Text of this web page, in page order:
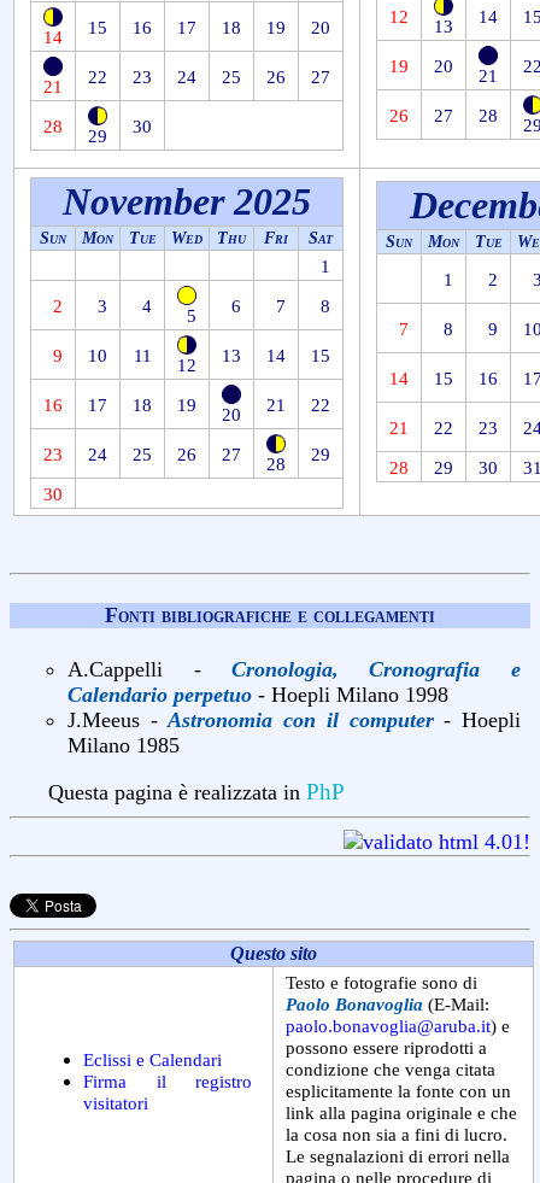
14 15 16 17 18 19 20
21 22 23 24 25 26 27
28 29 30
12 13 14
19 20 21
26 27 28
November 2025
Sun Mon Tue Wed Thu Fri Sat
1
2
3 4 5 6 7 8
9 10 11 12 13 14 15
16 17 18 19 20 21 22
23 24 25 26 27 28
29
30
Sun Mon Tue
1 2
7 8 9
14 15 16
21 22 23
28
29 30
Fonti bibliografiche e collegamenti
A.Cappelli - Cronologia, Cronografia e
Calendario perpetuo - Hoepli Milano 1998
J.Meeus -Astronomia con il computer- Hoepli
Milano 1985
Questa pagina è realizzata inPhP
Questo sito
Eclissi e Calendari
Firma il registro
visitatori
Testo e fotografie sono di
Paolo Bonavoglia (E-Mail:
paolo.bonavoglia@aruba.it) e
possono essere riprodotti a
condizione che venga citata
esplicitamente la fonte con un
link alla pagina originale e che
la cosa non sia a fini di lucro.
Le segnalazioni di errori nella
pagina o nelle procedure di